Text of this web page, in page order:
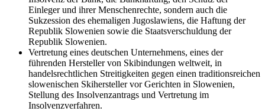
Einleger und ihrer Menschenrechte, sondern auch die
Sukzession des ehemaligen Jugoslawiens, die Haftung der
Republik Slowenien sowie die Staatsverschuldung der
Republik Slowenien.
Vertretung eines deutschen Unternehmens, eines der
führenden Hersteller von Skibindungen weltweit, in
handelsrechtlichen Streitigkeiten gegen einen traditionsreichen
slowenischen Skihersteller vor Gerichten in Slowenien,
Stellung des Insolvenzantrags und Vertretung im
Insolvenzverfahren.